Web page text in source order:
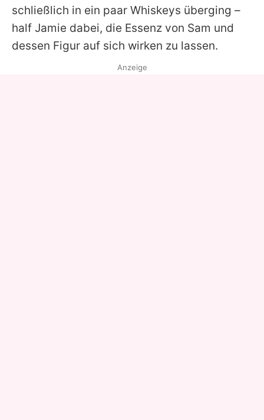
schließlich in ein paar Whiskeys überging –
half Jamie dabei, die Essenz von Sam und
dessen Figur auf sich wirken zu lassen.
Anzeige